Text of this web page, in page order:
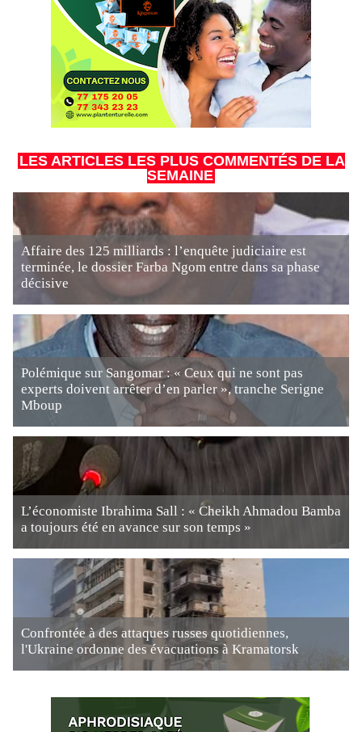
LES ARTICLES LES PLUS COMMENTÉS DE LA
SEMAINE
Affaire des 125 milliards : l’enquête judiciaire est
terminée, le dossier Farba Ngom entre dans sa phase
décisive
Polémique sur Sangomar : « Ceux qui ne sont pas
experts doivent arrêter d’en parler », tranche Serigne
Mboup
L’économiste Ibrahima Sall : « Cheikh Ahmadou Bamba
a toujours été en avance sur son temps »
Confrontée à des attaques russes quotidiennes,
l'Ukraine ordonne des évacuations à Kramatorsk